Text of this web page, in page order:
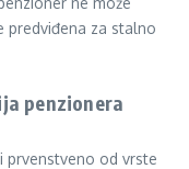
predviđena za stalno
penzionera
prvenstveno od vrste